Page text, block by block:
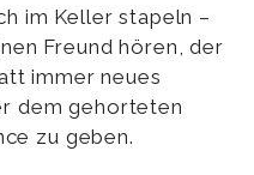
im Keller stapeln –
Freund hören, der
immer neues
dem gehorteten
zu geben.